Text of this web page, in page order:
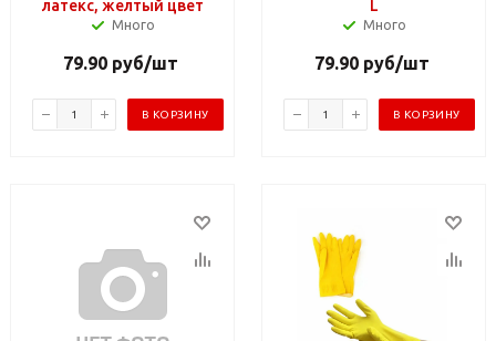
латекс, желтый цвет
Много
79.90 руб/шт
В КОРЗИНУ
L
Много
79.90 руб/шт
В КОРЗИНУ